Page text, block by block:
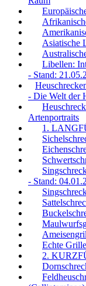
Asiatische
Libellen:
- Stand:
- Die Welt der
Artenportraits
1.
- Stand:
Echte
2.